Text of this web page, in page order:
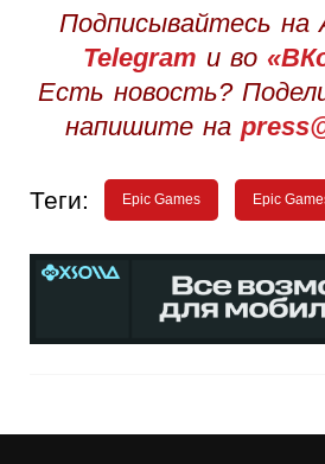
Подписывайтесь на
Telegram и во
Есть новость?
напишите на
Теги: Epic Games Epic